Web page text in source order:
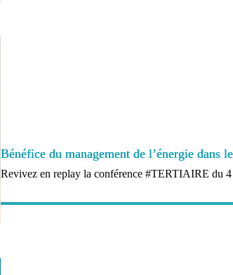
Bénéfice du management de l’énergie
Revivez en replay la conférence #TERTIAIRE du